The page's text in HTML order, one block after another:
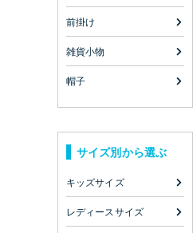
前掛け
雑貨小物
帽子
サイズ別から選ぶ
キッズサイズ
レディースサイズ